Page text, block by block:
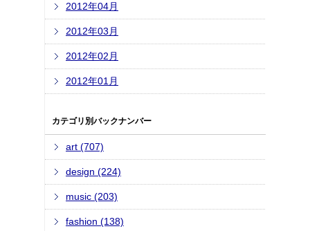
2012年04月
2012年03月
2012年02月
2012年01月
カテゴリ別バックナンバー
art (707)
design (224)
music (203)
fashion (138)